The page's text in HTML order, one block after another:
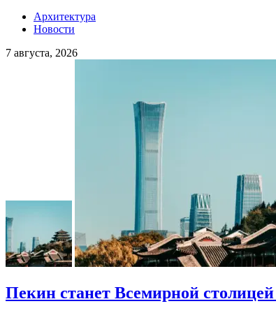
Архитектура
Новости
7 августа, 2026
Пекин станет Всемирной